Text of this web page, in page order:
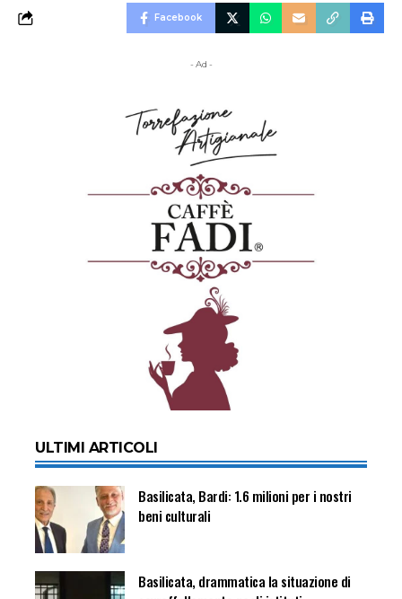
Facebook
- Ad -
ULTIMI ARTICOLI
Basilicata, Bardi: 1.6 milioni per i nostri
beni culturali
Basilicata, drammatica la situazione di